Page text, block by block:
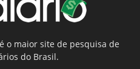
é o maior site de pesquisa de
do Brasil.